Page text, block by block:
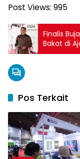
Post Views: 995
Finalis
Bakat di
2024
Pos Terkait